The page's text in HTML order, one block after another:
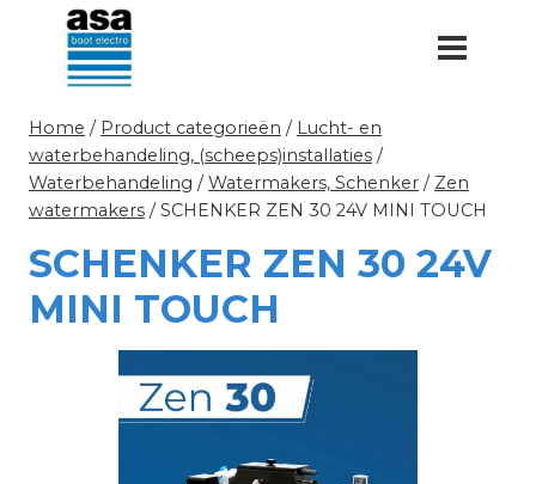
Doorgaan
inhoud
Home / Product categorieën / Lucht- en
waterbehandeling, (scheeps)installaties /
Waterbehandeling / Watermakers, Schenker / Zen
watermakers / SCHENKER ZEN 30 24V MINI TOUCH
SCHENKER ZEN 30 24V
MINI TOUCH